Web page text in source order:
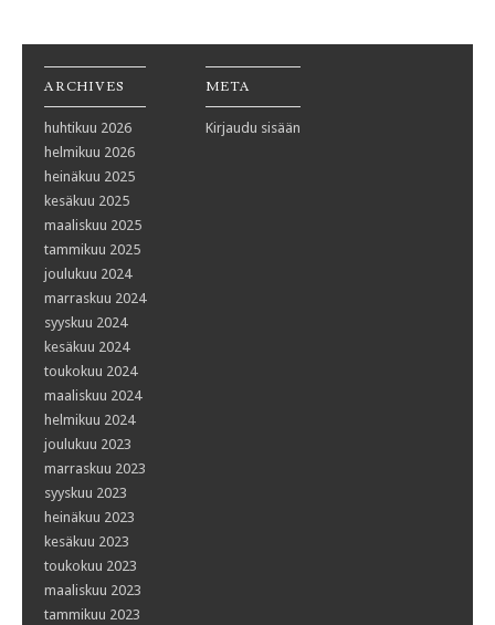
Post navigation
ARCHIVES
huhtikuu 2026
helmikuu 2026
heinäkuu 2025
kesäkuu 2025
maaliskuu 2025
tammikuu 2025
joulukuu 2024
marraskuu 2024
syyskuu 2024
kesäkuu 2024
toukokuu 2024
maaliskuu 2024
helmikuu 2024
joulukuu 2023
marraskuu 2023
syyskuu 2023
heinäkuu 2023
kesäkuu 2023
toukokuu 2023
maaliskuu 2023
tammikuu 2023
META
Kirjaudu sisään